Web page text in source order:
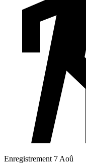
Enregistrement 7 Aoû